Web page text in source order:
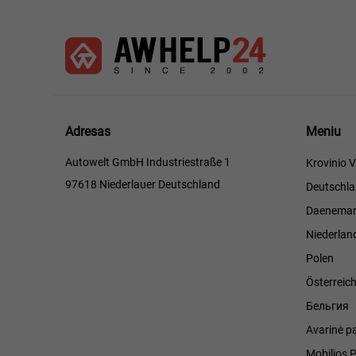
Adresas
Autowelt GmbH Industriestraße 1
97618 Niederlauer Deutschland
Meniu
Meniu
Krovinio
Polen
Österreich
Бельгия
Avarinė